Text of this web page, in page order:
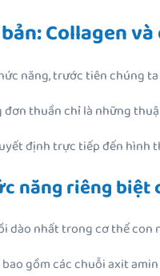
Collagen
năng, trước tiên chúng
đơn thuần chỉ là những
định trực tiếp đến hình
năng riêng biệt
dào nhất trong cơ thể
gồm các chuỗi axit